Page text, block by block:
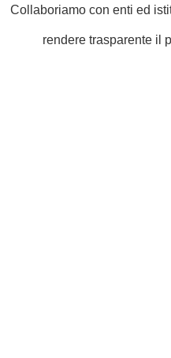
Collaboriamo con enti ed
rendere trasparente il